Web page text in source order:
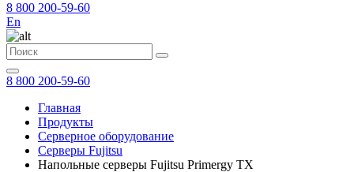
8 800 200-59-60
En
8 800 200-59-60
Главная
Продукты
Серверное оборудование
Серверы Fujitsu
Напольные серверы Fujitsu Primergy TX